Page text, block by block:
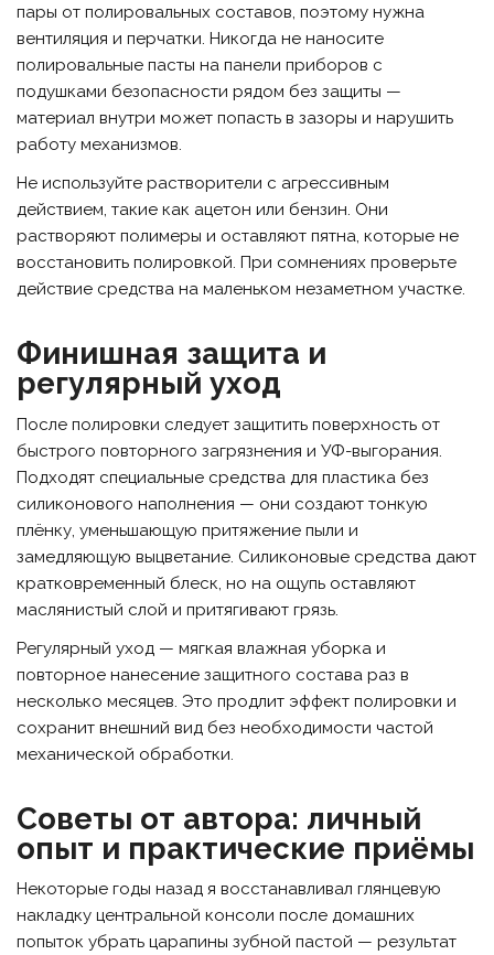
пары от полировальных составов, поэтому нужна
вентиляция и перчатки. Никогда не наносите
полировальные пасты на панели приборов с
подушками безопасности рядом без защиты —
материал внутри может попасть в зазоры и нарушить
работу механизмов.
Не используйте растворители с агрессивным
действием, такие как ацетон или бензин. Они
растворяют полимеры и оставляют пятна, которые не
восстановить полировкой. При сомнениях проверьте
действие средства на маленьком незаметном участке.
Финишная защита и
регулярный уход
После полировки следует защитить поверхность от
быстрого повторного загрязнения и УФ-выгорания.
Подходят специальные средства для пластика без
силиконового наполнения — они создают тонкую
плёнку, уменьшающую притяжение пыли и
замедляющую выцветание. Силиконовые средства дают
кратковременный блеск, но на ощупь оставляют
маслянистый слой и притягивают грязь.
Регулярный уход — мягкая влажная уборка и
повторное нанесение защитного состава раз в
несколько месяцев. Это продлит эффект полировки и
сохранит внешний вид без необходимости частой
механической обработки.
Советы от автора: личный
опыт и практические приёмы
Некоторые годы назад я восстанавливал глянцевую
накладку центральной консоли после домашних
попыток убрать царапины зубной пастой — результат